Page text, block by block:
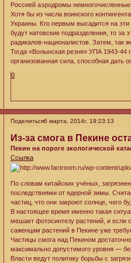
Россией аэродромы
Хотя бы из числа воинского
Украины. Кто первым высадится на
будут натовские подразделения, то
радикалов-националистов. Затем, так
Тогда «Волынская резня» УПА 1943-44
организованная сила, способная дать
0
Поделиться6 марта, 2014г. 19:23:13
Из-за смога в Пекине
Пекин на пороге экологической
Ссылка
По словам китайских учёных,
последствиями от ядерной зимы.
частиц, что они закроют солнце, чего
В настоящее время именно такая
мешает фотосинтезу растений, и если
саженцам растений в Пекине уже
Частицы смога над Пекином
максимально допустимого уровня —
Власти ведут политику борьбы с